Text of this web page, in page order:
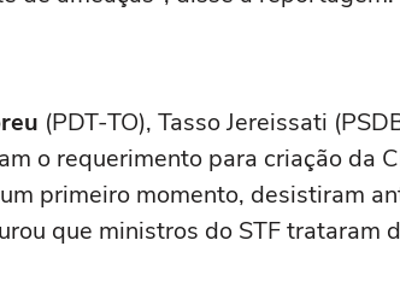
(PDT-TO), Tasso Jereissati
o requerimento para criação da
primeiro momento, desistiram
que ministros do STF trataram